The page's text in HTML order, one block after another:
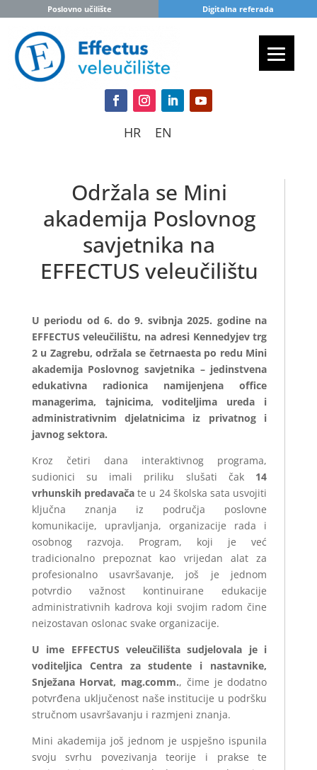
Poslovno učilište Digitalna referada
HR EN
Održala se Mini
akademija Poslovnog
savjetnika na
EFFECTUS veleučilištu
U periodu od 6. do 9. svibnja 2025. godine na
EFFECTUS veleučilištu, na adresi Kennedyjev trg
2 u Zagrebu, održala se četrnaesta po redu Mini
akademija Poslovnog savjetnika – jedinstvena
edukativna radionica namijenjena office
managerima, tajnicima, voditeljima ureda i
administrativnim djelatnicima iz privatnog i
javnog sektora.
Kroz četiri dana interaktivnog programa,
sudionici su imali priliku slušati čak 14
vrhunskih predavača te u 24 školska sata usvojiti
ključna znanja iz područja poslovne
komunikacije, upravljanja, organizacije rada i
osobnog razvoja. Program, koji je već
tradicionalno prepoznat kao vrijedan alat za
profesionalno usavršavanje, još je jednom
potvrdio važnost kontinuirane edukacije
administrativnih kadrova koji svojim radom čine
neizostavan oslonac svake organizacije.
U ime EFFECTUS veleučilišta sudjelovala je i
voditeljica Centra za studente i nastavnike,
Snježana Horvat, mag.comm., čime je dodatno
potvrđena uključenost naše institucije u podršku
stručnom usavršavanju i razmjeni znanja.
Mini akademija još jednom je uspješno ispunila
svoju svrhu povezivanja teorije i prakse te